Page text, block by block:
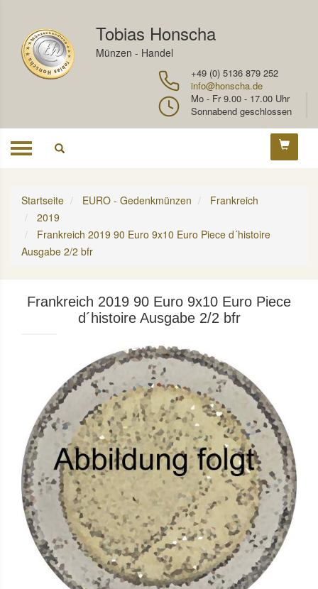
Tobias Honscha
Münzen - Handel
+49 (0) 5136 879 252
info@honscha.de
Mo - Fr 9.00 - 17.00 Uhr
Sonnabend geschlossen
Toggle
Startseite EURO - Gedenkmünzen
Frankreich
2019
Frankreich 2019 90 Euro 9x10 Euro Piece d´histoire
Ausgabe 2/2 bfr
Frankreich 2019 90 Euro 9x10 Euro Piece
d´histoire Ausgabe 2/2 bfr